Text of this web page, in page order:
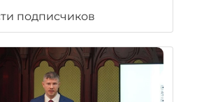
подписчиков